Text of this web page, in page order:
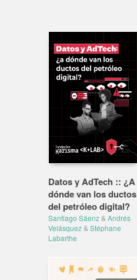
Datos y AdTech :: ¿A
dónde van los ductos
del petróleo digital?
Santiago Sáenz& Andrés
Velásquez& Stéphane
Labarthe